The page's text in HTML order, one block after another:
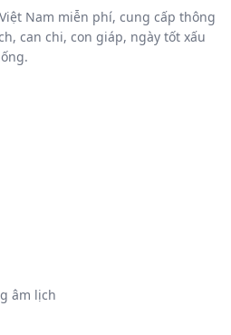
Nam miễn phí, cung cấp thông
can chi, con giáp, ngày tốt xấu
âm lịch